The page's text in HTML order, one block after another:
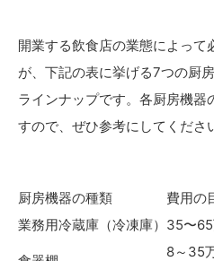
開業する飲食店の業態によって
が、下記の表に挙げる7つの厨
ラインナップです。各厨房機器
すので、ぜひ参考にしてくださ
厨房機器の種類
費用の
業務用冷蔵庫（冷凍庫） 35〜
8～35